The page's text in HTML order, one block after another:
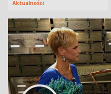
Aktualności